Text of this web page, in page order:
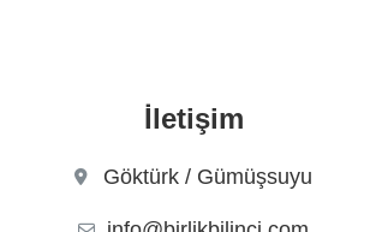
İletişim
Göktürk / Gümüşsuyu